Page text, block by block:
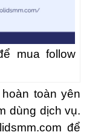
mua follow
toàn yên
dùng dịch vụ.
để